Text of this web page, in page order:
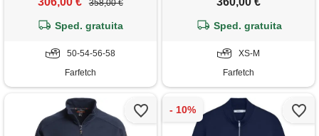
358,00 €
Sped. gratuita
50-54-56-58
Farfetch
Sped. gratuita
XS-M
Farfetch